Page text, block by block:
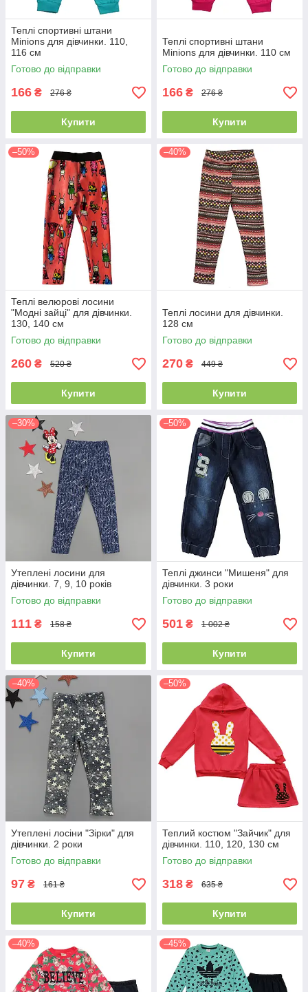
Теплі спортивні штани
Minions для дівчинки. 110,
116 см
Готово до відправки
166 ₴ 276 ₴
Купити
Теплі спортивні штани
Minions для дівчинки. 110 см
Готово до відправки
166 ₴ 276 ₴
Купити
–50%
Теплі велюрові лосини
"Модні зайці" для дівчинки.
130, 140 см
Готово до відправки
260 ₴ 520 ₴
Купити
–40%
Теплі лосини для дівчинки.
128 см
Готово до відправки
270 ₴ 449 ₴
Купити
–30%
Утеплені лосини для
дівчинки. 7, 9, 10 років
Готово до відправки
111 ₴ 158 ₴
Купити
–50%
Теплі джинси "Мишеня" для
дівчинки. 3 роки
Готово до відправки
501 ₴ 1 002 ₴
Купити
–40%
Утеплені лосіни "Зірки" для
дівчинки. 2 роки
Готово до відправки
97 ₴ 161 ₴
Купити
–50%
Теплий костюм "Зайчик" для
дівчинки. 110, 120, 130 см
Готово до відправки
318 ₴ 635 ₴
Купити
–40% –45%